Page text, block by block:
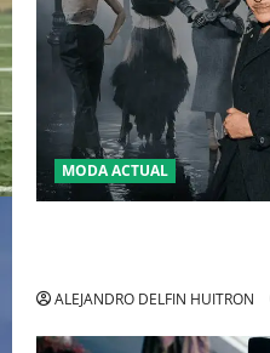
MODA ACTUAL
ALEJANDRO DELFIN HUITRON